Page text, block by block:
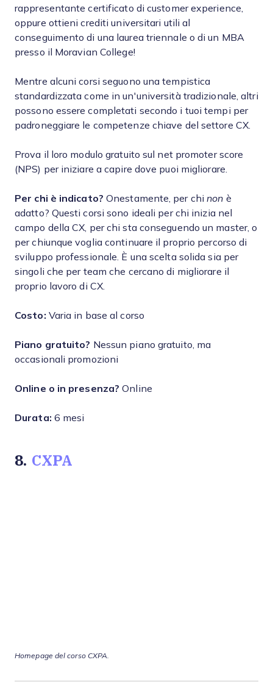
rappresentante certificato di customer experience,
oppure ottieni crediti universitari utili al
conseguimento di una laurea triennale o di un MBA
presso il Moravian College!
Mentre alcuni corsi seguono una tempistica
standardizzata come in un'università tradizionale, altri
possono essere completati secondo i tuoi tempi per
padroneggiare le competenze chiave del settore CX.
Prova il loro modulo gratuito sul net promoter score
(NPS) per iniziare a capire dove puoi migliorare.
Per chi è indicato? Onestamente, per chinon è
adatto? Questi corsi sono ideali per chi inizia nel
campo della CX, per chi sta conseguendo un master, o
per chiunque voglia continuare il proprio percorso di
sviluppo professionale. È una scelta solida sia per
singoli che per team che cercano di migliorare il
proprio lavoro di CX.
Costo: Varia in base al corso
Piano gratuito? Nessun piano gratuito, ma
occasionali promozioni
Online o in presenza?Online
Durata: 6 mesi
8. CXPA
Homepage del corso CXPA.